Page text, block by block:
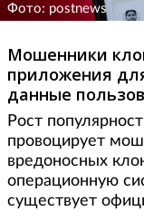
Фото: postnews
Мошенники
приложения
данные
Рост
провоцирует
вредоносных
операционную
существует